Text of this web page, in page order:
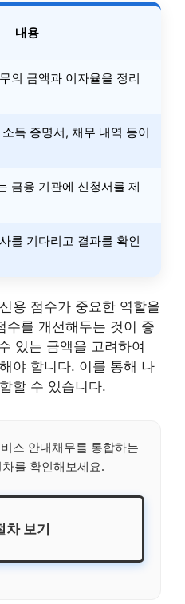
내용
의 금액과 이자율을 정리
득 증명서, 채무 내역 등이
금융 기관에 신청서를 제
를 기다리고 결과를 확인
용 점수가 중요한 역할을
수를 개선해두는 것이 좋
있는 금액을 고려하여
야 합니다. 이를 통해 나
할 수 있습니다.
스 안내채무를 통합하는
를 확인해보세요.
차 보기